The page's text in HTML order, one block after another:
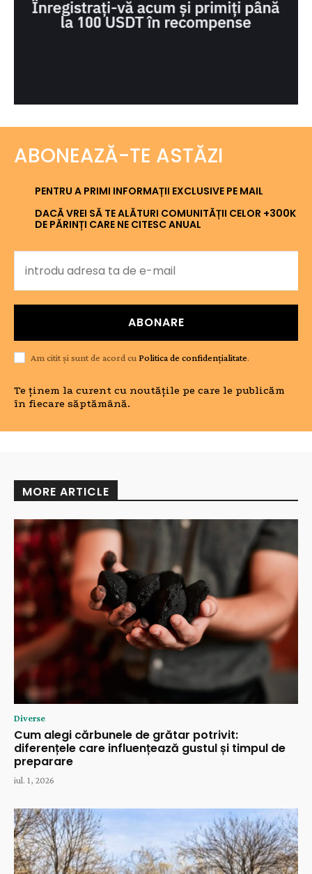
ABONEAZĂ-TE ASTĂZI
PENTRU A PRIMI INFORMAȚII EXCLUSIVE PE MAIL
DACĂ VREI SĂ TE ALĂTURI COMUNITĂȚII CELOR +300K
DE PĂRINȚI CARE NE CITESC ANUAL
ABONARE
Am citit și sunt de acord cu Politica de confidențialitate.
Te ținem la curent cu noutățile pe care le publicăm
în fiecare săptămână.
MORE ARTICLE
Diverse
Cum alegi cărbunele de grătar potrivit:
diferențele care influențează gustul și timpul de
preparare
iul. 1, 2026